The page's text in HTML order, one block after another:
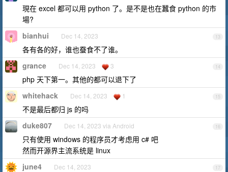
現在 excel 都可以用 python 了。是不是也在蠶食 python 的市
場?
13
bianhui Dec 14, 2023
各有各的好，谁也蚕食不了谁。
14
grance Dec 14, 2023 3
php 天下第一。其他的都可以退下了
15
whitehack Dec 14, 2023 1
不是最后都归 js 的吗
16
duke807 Dec 14, 2023 via Android
只有使用 windows 的程序员才考虑用 c# 吧
然而开源界主流系统是 linux
17
june4 Dec 14, 2023